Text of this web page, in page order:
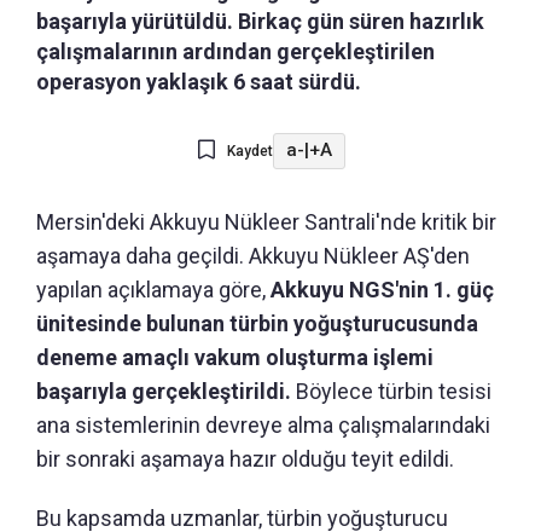
başarıyla yürütüldü. Birkaç gün süren hazırlık
çalışmalarının ardından gerçekleştirilen
operasyon yaklaşık 6 saat sürdü.
Kaydet a-|+A
Mersin'deki Akkuyu Nükleer Santrali'nde kritik bir
aşamaya daha geçildi. Akkuyu Nükleer AŞ'den
yapılan açıklamaya göre,Akkuyu NGS'nin 1. güç
ünitesinde bulunan türbin yoğuşturucusunda
deneme amaçlı vakum oluşturma işlemi
başarıyla gerçekleştirildi. Böylece türbin tesisi
ana sistemlerinin devreye alma çalışmalarındaki
bir sonraki aşamaya hazır olduğu teyit edildi.
Bu kapsamda uzmanlar, türbin yoğuşturucu